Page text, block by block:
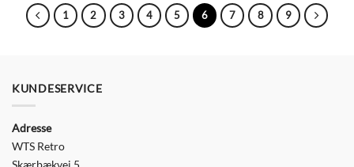
har
flere
vælges
har
flere
1 2 3 4 5 6 7 8 9
KUNDESERVICE
Adresse
WTS Retro
Skærbækvej 5